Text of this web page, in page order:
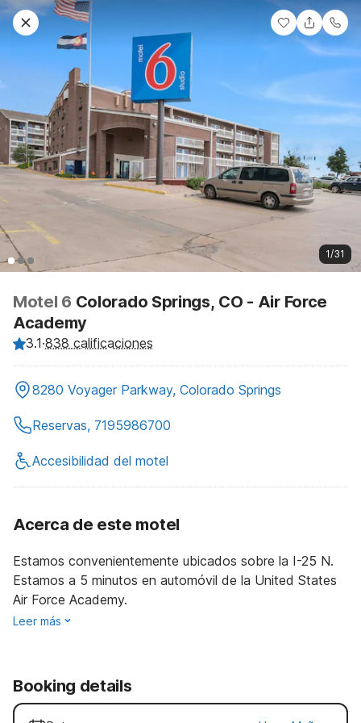
1/31
Motel 6 Colorado Springs, CO - Air Force
Academy
3.1·838 calificaciones
8280 Voyager Parkway, Colorado Springs
Reservas, 7195986700
Accesibilidad del motel
Acerca de este motel
Estamos convenientemente ubicados sobre la I-25 N.
Estamos a 5 minutos en automóvil de la United States
Air Force Academy.
Leer más
Booking details